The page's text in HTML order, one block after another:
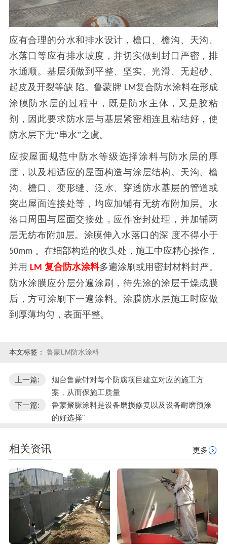
应有合理的分水和排水设计，檐口、檐沟、天沟、
水落口等应有排水坡度，并切实做到封口严密，排
水通顺。基层须做到平整、坚实、光滑、无起砂、
起皮及开裂等缺 陷。鲁蒙牌 LM复合防水涂料在形成
涂膜防水层的过程中，既是防水主体，又是胶粘
剂，因此要求防水层与基层紧密相连且粘结好，使
防水层下无“串水”之虞。
应按屋面规范中防水等级选择涂料与防水层的厚
度，以及相适应的屋面构造与涂层结构。天沟、檐
沟、檐口、变形缝、泛水、穿透防水基层的管道或
突出屋面连接处等，均应加铺有无纺布附加层。水
落口周围与屋面交接处，应作密封处理，并加铺两
层无纺布附加层。涂膜伸入水落口的深 度不得小于
50mm 。在细部构造的收头处，施工中应精心操作，
并用
LM 复合防水涂料多遍涂刷或用密封材料封严。
防水涂膜应分层分遍涂刷，待先涂的涂层干燥成膜
后，方可涂刷下一遍涂料。涂膜防水层施工时应做
到厚薄均匀，表面平整。
本文标签： 鲁蒙LM防水涂料
上一篇:
烟台鲁蒙针对每个防腐项目建立对应的施工方
案，从而保施工质量
下一篇:
鲁蒙聚脲涂料是设备磨损修复以及设备耐磨预涂
的好选择"
相关资讯 更多